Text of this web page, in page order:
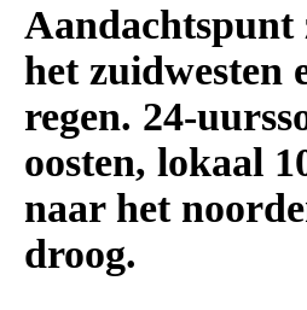
Aandachtspunt
het zuidwesten
regen. 24-
oosten, lokaal
naar het
droog.